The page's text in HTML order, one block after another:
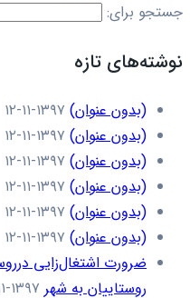
جستجو برای:
نوشته‌های تازه
(بدون عنوان) ۱۳۹۷-۱۱-۱۲
(بدون عنوان) ۱۳۹۷-۱۱-۱۲
(بدون عنوان) ۱۳۹۷-۱۱-۱۲
(بدون عنوان) ۱۳۹۷-۱۱-۱۲
(بدون عنوان) ۱۳۹۷-۱۱-۱۲
(بدون عنوان) ۱۳۹۷-۱۱-۱۲
ضرورت اشتغال‌زایی
روستاییان به شهر ۱۳۹۷-۱۱-۱۲